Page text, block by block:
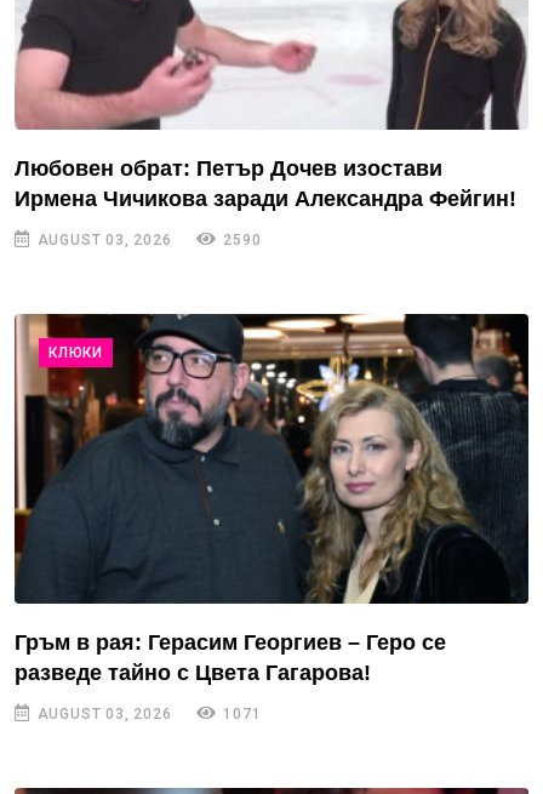
Любовен обрат: Петър Дочев изостави
Ирмена Чичикова заради Александра Фейгин!
AUGUST 03, 2026 2590
КЛЮКИ
Гръм в рая: Герасим Георгиев – Геро се
разведе тайно с Цвета Гагарова!
AUGUST 03, 2026 1071